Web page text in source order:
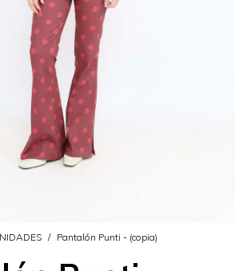
/ Pantalón Punti - (copia)